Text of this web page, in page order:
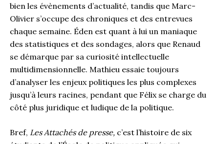
bien les évènements d’actualité, tandis que Marc-
Olivier s’occupe des chroniques et des entrevues
chaque semaine. Éden est quant à lui un maniaque
des statistiques et des sondages, alors que Renaud
se démarque par sa curiosité intellectuelle
multidimensionnelle. Mathieu essaie toujours
d’analyser les enjeux politiques les plus complexes
jusqu’à leurs racines, pendant que Félix se charge du
côté plus juridique et ludique de la politique.
Bref, Les Attachés de presse, c’est l’histoire de six